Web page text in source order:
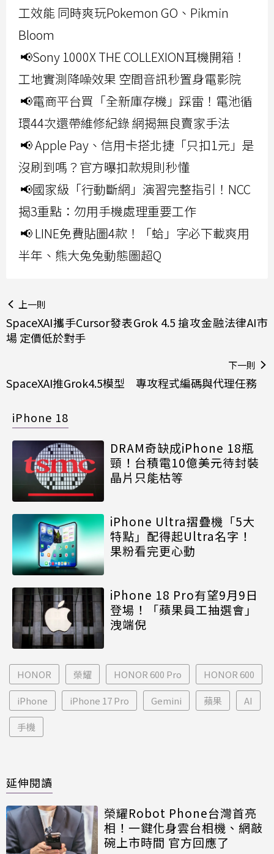
工效能 同時爽玩Pokemon GO、Pikmin
Bloom
📢Sony 1000X THE COLLEXION耳機開箱！
工地實測降噪效果 空間音訊秒置身電影院
📢電商平台買「全新庫存機」踩雷！電池循
環44次還帶維修紀錄 網揭無良賣家手法
📢 Apple Pay、信用卡搭北捷「只扣1元」是
沒刷到嗎？官方曝扣款規則秒懂
📢國家級「行動斷網」演習完整指引！NCC
揭3重點：勿用手機處理重要工作
📢 LINE免費貼圖4款！「蛤」字必下載爽用
半年、熊大兔兔動態圖超Q
上一則
SpaceXAI攜手Cursor發表Grok 4.5 搶攻金融法律AI市
場 定價低於對手
下一則
SpaceXAI推Grok4.5模型 專攻程式編碼與代理任務
iPhone 18
DRAM奇缺成iPhone 18瓶
頸！台積電10億美元待封裝
晶片只能枯等
iPhone Ultra摺疊機「5大
特點」配得起Ultra名字！
果粉看完更心動
iPhone 18 Pro有望9月9日
登場！「蘋果員工抽選會」
洩端倪
HONOR 榮耀 HONOR 600 Pro HONOR 600
iPhone iPhone 17 Pro Gemini 蘋果 AI
手機
延伸閱讀
榮耀Robot Phone台灣首亮
相！一鍵化身雲台相機、網敲
碗上市時間 官方回應了